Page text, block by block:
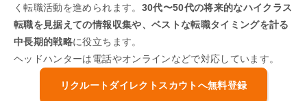
く転職活動を進められます。 30代〜50代の将来的なハイクラス
転職を見据えての情報収集や、ベストな転職タイミングを計る
中長期的戦略に役立ちます。
ヘッドハンターは電話やオンラインなどで対応しています。
リクルートダイレクトスカウトへ無料登録